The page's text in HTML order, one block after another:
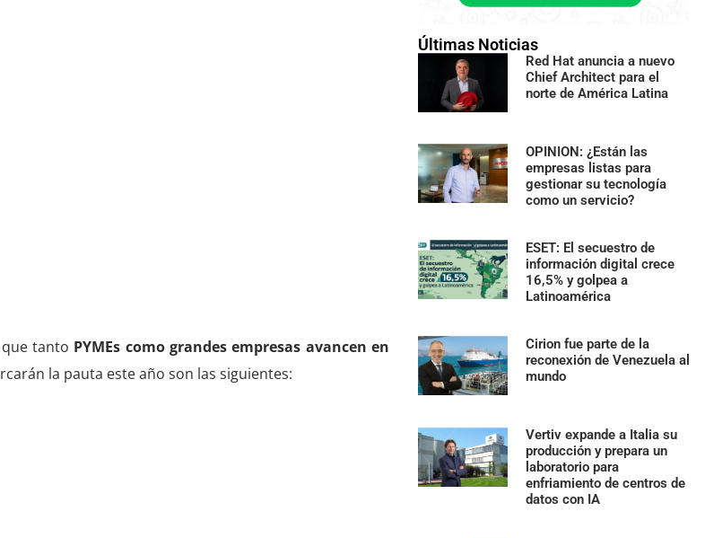
Últimas Noticias
Red Hat anuncia a nuevo
Chief Architect para el
norte de América Latina
OPINION: ¿Están las
empresas listas para
gestionar su tecnología
como un servicio?
ESET: El secuestro de
información digital crece
16,5% y golpea a
Latinoamérica
Cirion fue parte de la
reconexión de Venezuela al
mundo
Vertiv expande a Italia su
producción y prepara un
laboratorio para
enfriamiento de centros de
datos con IA
tanto PYMEs como grandes empresas avancen en
la pauta este año son las siguientes: